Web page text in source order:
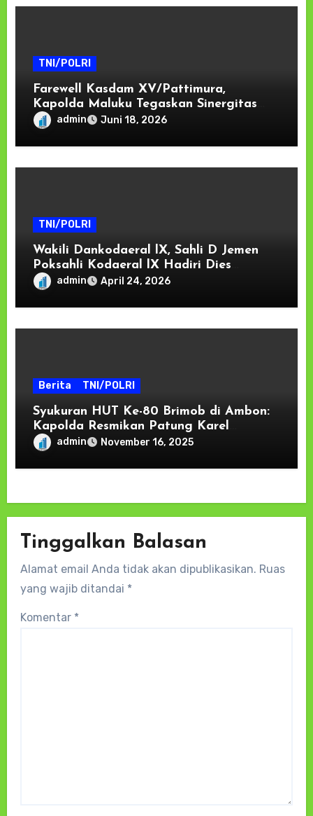
TNI/POLRI
Farewell Kasdam XV/Pattimura,
Kapolda Maluku Tegaskan Sinergitas
TNI-Polri Kunci Menjaga Stabilitas dan
Pembangunan di Kawasan Timur
Indonesia
admin Juni 18, 2026
TNI/POLRI
Wakili Dankodaeral lX, Sahli D Jemen
Poksahli Kodaeral lX Hadiri Dies
Natalis ke-63 dan Wisuda Ribuan
Sarjana Unpatti
admin April 24, 2026
Berita TNI/POLRI
Syukuran HUT Ke-80 Brimob di Ambon:
Kapolda Resmikan Patung Karel
Satsuitubun dan Tegaskan Komitmen
“Brimob Presisi untuk Masyarakat
admin November 16, 2025
Tinggalkan Balasan
Alamat email Anda tidak akan dipublikasikan. Ruas
yang wajib ditandai *
Komentar *